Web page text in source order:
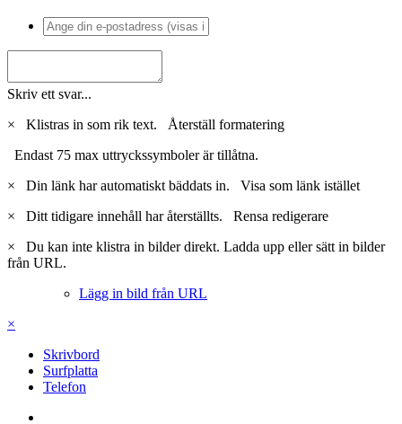
Skriv ett svar...
×
Klistras in som rik text. Återställ formatering
Endast 75 max uttryckssymboler är tillåtna.
×
Din länk har automatiskt bäddats in. Visa som länk istället
×
Ditt tidigare innehåll har återställts. Rensa redigerare
×
Du kan inte klistra in bilder direkt. Ladda upp eller sätt in bilder
från URL.
Lägg in bild från URL
×
Skrivbord
Surfplatta
Telefon